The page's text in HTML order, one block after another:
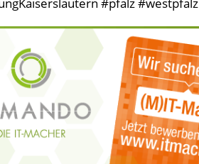
#pfalz #westpfalz